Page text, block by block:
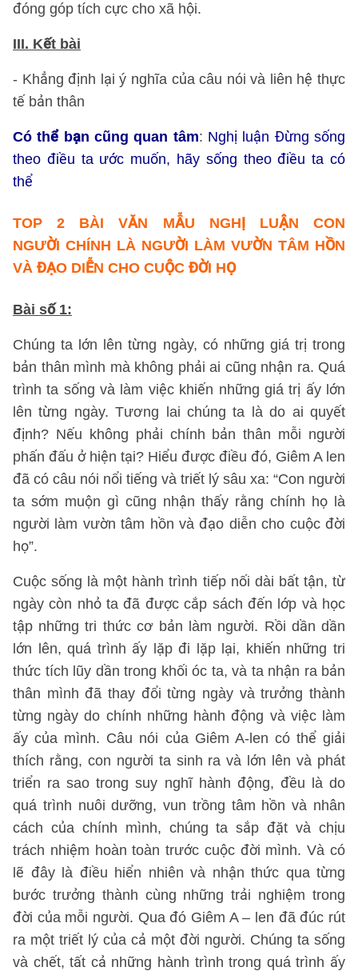
đóng góp tích cực cho xã hội.
III. Kết bài
- Khẳng định lại ý nghĩa của câu nói và liên hệ thực
tế bản thân
Có thể bạn cũng quan tâm: Nghị luận Đừng sống
theo điều ta ước muốn, hãy sống theo điều ta có
thể
TOP 2 BÀI VĂN MẪU NGHỊ LUẬN CON
NGƯỜI CHÍNH LÀ NGƯỜI LÀM VƯỜN TÂM HỒN
VÀ ĐẠO DIỄN CHO CUỘC ĐỜI HỌ
Bài số 1:
Chúng ta lớn lên từng ngày, có những giá trị trong
bản thân mình mà không phải ai cũng nhận ra. Quá
trình ta sống và làm việc khiến những giá trị ấy lớn
lên từng ngày. Tương lai chúng ta là do ai quyết
định? Nếu không phải chính bản thân mỗi người
phấn đấu ở hiện tại? Hiểu được điều đó, Giêm A len
đã có câu nói nổi tiếng và triết lý sâu xa: “Con người
ta sớm muộn gì cũng nhận thấy rằng chính họ là
người làm vườn tâm hồn và đạo diễn cho cuộc đời
họ”.
Cuộc sống là một hành trình tiếp nối dài bất tận, từ
ngày còn nhỏ ta đã được cắp sách đến lớp và học
tập những tri thức cơ bản làm người. Rồi dần dần
lớn lên, quá trình ấy lặp đi lặp lại, khiến những tri
thức tích lũy dần trong khối óc ta, và ta nhận ra bản
thân mình đã thay đổi từng ngày và trưởng thành
từng ngày do chính những hành động và việc làm
ấy của mình. Câu nói của Giêm A-len có thể giải
thích rằng, con người ta sinh ra và lớn lên và phát
triển ra sao trong suy nghĩ hành động, đều là do
quá trình nuôi dưỡng, vun trồng tâm hồn và nhân
cách của chính mình, chúng ta sắp đặt và chịu
trách nhiệm hoàn toàn trước cuộc đời mình. Và có
lẽ đây là điều hiển nhiên và nhận thức qua từng
bước trưởng thành cùng những trải nghiệm trong
đời của mỗi người. Qua đó Giêm A – len đã đúc rút
ra một triết lý của cả một đời người. Chúng ta sống
và chết, tất cả những hành trình trong quá trình ấy